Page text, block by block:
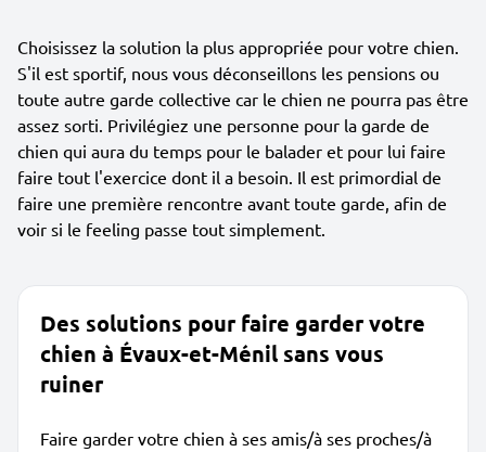
Choisissez la solution la plus appropriée pour votre chien.
S'il est sportif, nous vous déconseillons les pensions ou
toute autre garde collective car le chien ne pourra pas être
assez sorti. Privilégiez une personne pour la garde de
chien qui aura du temps pour le balader et pour lui faire
faire tout l'exercice dont il a besoin. Il est primordial de
faire une première rencontre avant toute garde, afin de
voir si le feeling passe tout simplement.
Des solutions pour faire garder votre
chien à Évaux-et-Ménil sans vous
ruiner
Faire garder votre chien à ses amis/à ses proches/à